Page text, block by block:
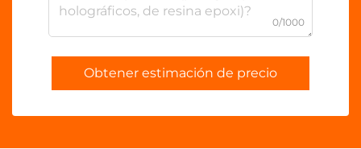
0/1000
Obtener estimación de precio